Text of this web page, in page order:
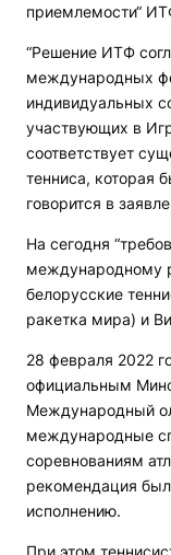
приемлемости“
“Решение ИТФ
международных
индивидуальных
участвующих в
соответствует
тенниса, которая
говорится в
На сегодня
международному
белорусские
ракетка мира) и
28 февраля 2022
официальным
Международный
международные
соревнованиям
рекомендация
исполнению.
При этом